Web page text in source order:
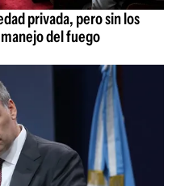
privada, pero sin los
del fuego